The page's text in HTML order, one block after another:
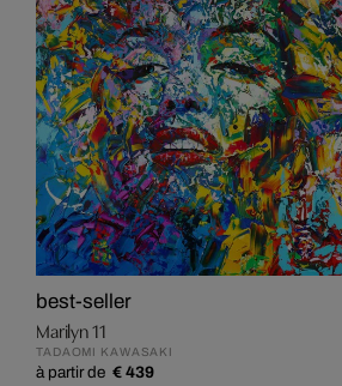
best-seller
Marilyn 11
TADAOMI KAWASAKI
à partir de € 439